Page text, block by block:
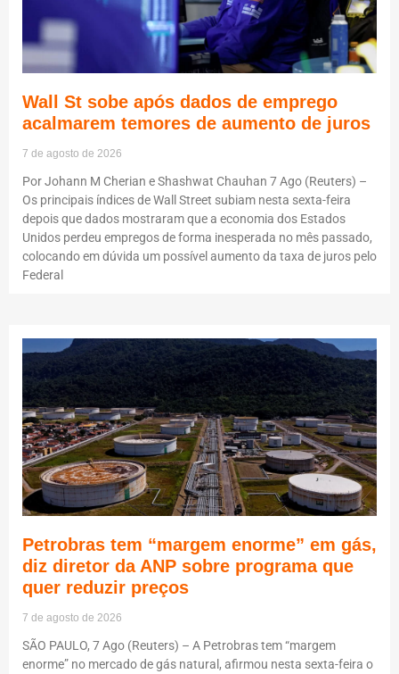
Wall St sobe após dados de emprego
acalmarem temores de aumento de juros
7 de agosto de 2026
Por Johann M Cherian e Shashwat Chauhan 7 Ago (Reuters) –
Os principais índices de Wall Street subiam nesta sexta-feira
depois que dados mostraram que a economia dos Estados
Unidos perdeu empregos de forma inesperada no mês passado,
colocando em dúvida um possível aumento da taxa de juros pelo
Federal
Petrobras tem “margem enorme” em gás,
diz diretor da ANP sobre programa que
quer reduzir preços
7 de agosto de 2026
SÃO PAULO, 7 Ago (Reuters) – A Petrobras tem “margem
enorme” no mercado de gás natural, afirmou nesta sexta-feira o